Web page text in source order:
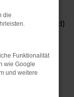
in einem
(m/w/d)
Umgang mit
die
Funktionalität
wie Google
und weitere